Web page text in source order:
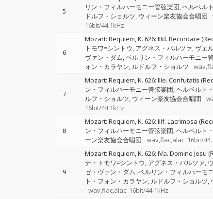
5
リン・フィルハーモニー管弦楽団 ヘルベル
ドルフ・ショルツ ウィーン楽友協会合唱団
16bit/44.1kHz
6
Mozart: Requiem, K. 626: IIId. Recordare
トモワ=シントウ アグネス・バルツァ ヴェ
ヴァン・ダム ベルリン・フィルハーモニー
ォン・カラヤン ルドルフ・ショルツ
7
Mozart: Requiem, K. 626: IIIe. Confutatis
ン・フィルハーモニー管弦楽団 ヘルベルト
ルフ・ショルツ ウィーン楽友協会合唱団
16bit/44.1kHz
8
Mozart: Requiem, K. 626: IIIf. Lacrimosa
ン・フィルハーモニー管弦楽団 ヘルベルト
ーン楽友協会合唱団
wav,flac,alac: 16bit/
9
Mozart: Requiem, K. 626: IVa. Domine Jesu
ナ・トモワ=シントウ アグネス・バルツァ
ゼ・ヴァン・ダム ベルリン・フィルハーモ
ト・フォン・カラヤン ルドルフ・ショルツ
wav,flac,alac: 16bit/44.1kHz